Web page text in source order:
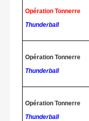
Opération Tonnerre
Thunderball
Opération Tonnerre
Thunderball
Opération Tonnerre
Thunderball